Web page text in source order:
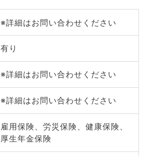
※詳細はお問い合わせください
有り
※詳細はお問い合わせください
※詳細はお問い合わせください
雇用保険、労災保険、健康保険、
厚生年金保険